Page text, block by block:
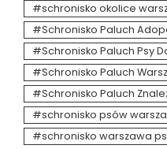
schronisko okolice
Schronisko Paluch
Schronisko Paluch Psy
Schronisko Paluch
Schronisko Paluch
schronisko psów
schronisko warszawa